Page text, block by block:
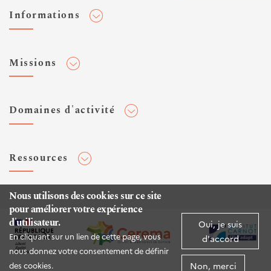
Nous utilisons des cookies sur ce site
pour améliorer votre expérience
d'utilisateur.
En cliquant sur un lien de cette page, vous
nous donnez votre consentement de définir
des cookies.
Oui, je suis
d'accord
Non, merci
Informations
Flux RSS
Veilles et newsletters
Expertises Territoires
Plateforme de données ouvertes
Espace presse
Missions
Normalisation
Domaines d'activité
Mobilités
Infrastructures de transport
Environnement et risques
Mer et littoral
Ressources
Editions
Rapports d'étude
Publications HAL
Documentation routière (DTRF)